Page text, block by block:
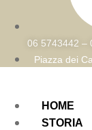
06 5743442 –
Piazza dei
HOME
STORIA